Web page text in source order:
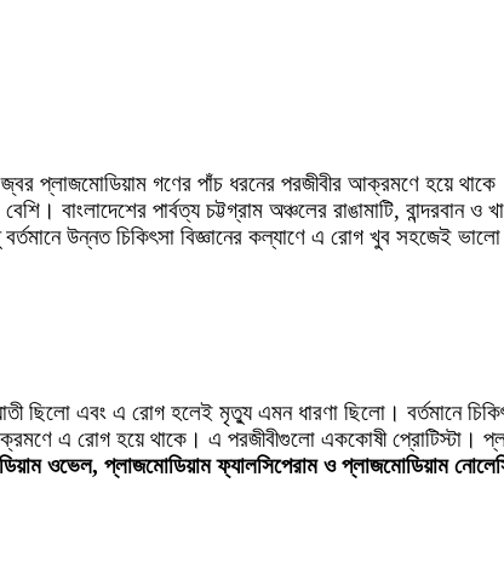
প্লাজমোডিয়াম গণের পাঁচ ধরনের পরজীবীর আক্রমণে হয়ে
বাংলাদেশের পার্বত্য চট্টগ্রাম অঞ্চলের রাঙামাটি,
উন্নত চিকিৎসা বিজ্ঞানের কল্যাণে এ রোগ খুব সহজেই
ছিলো এবং এ রোগ হলেই মৃত্যু এমন ধারণা ছিলো। বর্তমানে
এ রোগ হয়ে থাকে। এ পরজীবীগুলো এককোষী প্রোটিস্টা।
ওভেল, প্লাজমোডিয়াম ফ্যালসিপেরাম ও প্লাজমোডিয়াম